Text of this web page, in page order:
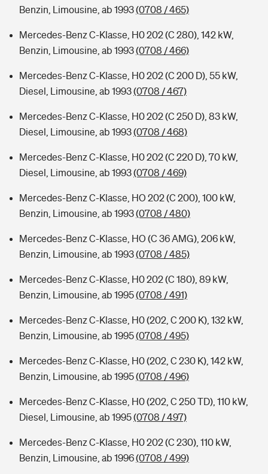
Kinderunfall-Check: Mehr Sicherheit für deine Kids
Sie haben Fragen?
Benzin, Limousine, ab 1993(0708 / 465)
Mercedes-Benz C-Klasse, H0 202 (C 280), 142 kW,
Benzin, Limousine, ab 1993(0708 / 466)
Mercedes-Benz C-Klasse, H0 202 (C 200 D), 55 kW,
Diesel, Limousine, ab 1993(0708 / 467)
Mercedes-Benz C-Klasse, H0 202 (C 250 D), 83 kW,
Diesel, Limousine, ab 1993(0708 / 468)
Mercedes-Benz C-Klasse, H0 202 (C 220 D), 70 kW,
Diesel, Limousine, ab 1993(0708 / 469)
Mercedes-Benz C-Klasse, HO 202 (C 200), 100 kW,
Benzin, Limousine, ab 1993(0708 / 480)
Mercedes-Benz C-Klasse, HO (C 36 AMG), 206 kW,
Benzin, Limousine, ab 1993(0708 / 485)
Mercedes-Benz C-Klasse, H0 202 (C 180), 89 kW,
Benzin, Limousine, ab 1995(0708 / 491)
Mercedes-Benz C-Klasse, H0 (202, C 200 K), 132 kW,
Benzin, Limousine, ab 1995(0708 / 495)
Mercedes-Benz C-Klasse, H0 (202, C 230 K), 142 kW,
Benzin, Limousine, ab 1995(0708 / 496)
Mercedes-Benz C-Klasse, H0 (202, C 250 TD), 110 kW,
Diesel, Limousine, ab 1995(0708 / 497)
Mercedes-Benz C-Klasse, H0 202 (C 230), 110 kW,
Benzin, Limousine, ab 1996(0708 / 499)